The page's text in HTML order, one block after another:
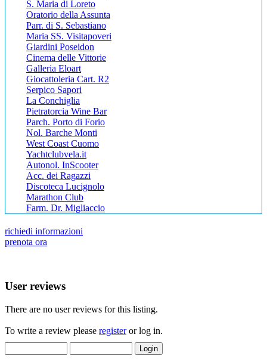
S. Maria di Loreto
Oratorio della Assunta
Parr. di S. Sebastiano
Maria SS. Visitapoveri
Giardini Poseidon
Cinema delle Vittorie
Galleria Eloart
Giocattoleria Cart. R2
Serpico Sapori
La Conchiglia
Pietratorcia Wine Bar
Parch. Porto di Forio
Nol. Barche Monti
West Coast Cuomo
Yachtclubvela.it
Autonol. InScooter
Acc. dei Ragazzi
Discoteca Lucignolo
Marathon Club
Farm. Dr. Migliaccio
richiedi informazioni
prenota ora
User reviews
There are no user reviews for this listing.
To write a review please registeror log in.